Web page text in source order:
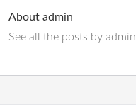
About admin
See all the posts by admin